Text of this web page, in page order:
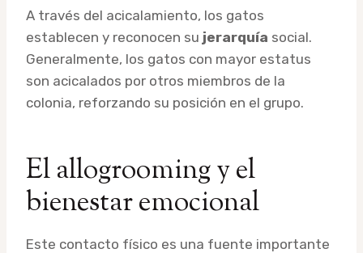
A través del acicalamiento, los gatos
establecen y reconocen su jerarquía social.
Generalmente, los gatos con mayor estatus
son acicalados por otros miembros de la
colonia, reforzando su posición en el grupo.
El allogrooming y el
bienestar emocional
Este contacto físico es una fuente importante